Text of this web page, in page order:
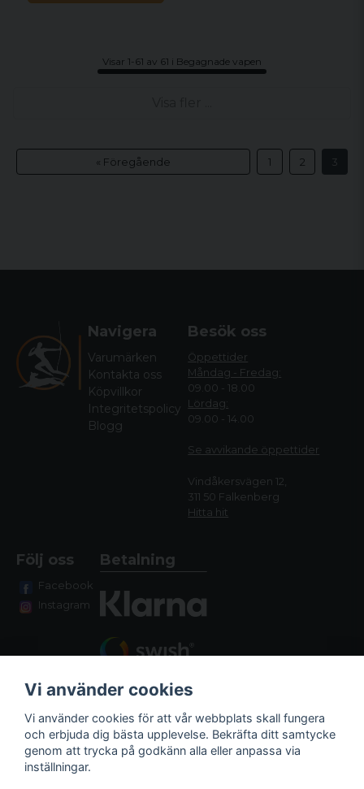
Visar 1-61 av 61 i Begagnade vapen
« Föregående 1 2 3
Navigera
Varumärken
Kontakta oss
Köpvillkor
Integritetspolicy
Blogg
Besök oss
Öppettider
Måndag - Fredag:
09.00 - 18.00
Lördag:
09.00 - 14.00
Se avvikande öppettider
Vindåkersvägen 12,
311 50 Falkenberg
Hitta hit
Följ oss
Facebook
Instagram
Betalning
Fraktalternativ
Vi använder cookies
Vi använder cookies för att vår webbplats skall fungera
och erbjuda dig bästa upplevelse. Bekräfta ditt samtycke
genom att trycka på godkänn alla eller anpassa via
inställningar.